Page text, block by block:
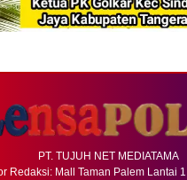
PT. TUJUH NET MEDIATAMA
Redaksi: Mall Taman Palem Lantai